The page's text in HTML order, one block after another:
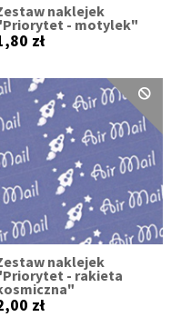
naklejek
- motylek"
zł
naklejek
- rakieta
zł